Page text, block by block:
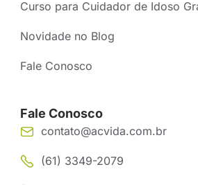
Curso para Cuidador de Idoso
Novidade no Blog
Fale Conosco
Fale Conosco
contato@acvida.com.br
(61) 3349-2079